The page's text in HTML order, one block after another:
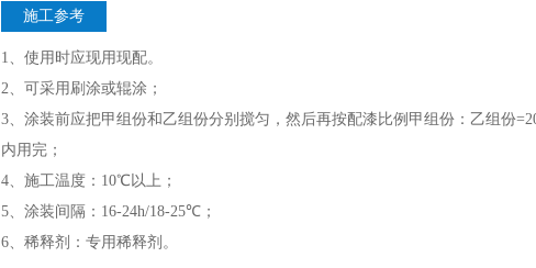
施工参考
1、使用时应现用现配。
2、可采用刷涂或辊涂；
3、涂装前应把甲组份和乙组份分别搅匀，然后再按配漆比例甲组份：乙组份
内用完；
4、施工温度：10℃以上；
5、涂装间隔：16-24h/18-25℃；
6、稀释剂：专用稀释剂。